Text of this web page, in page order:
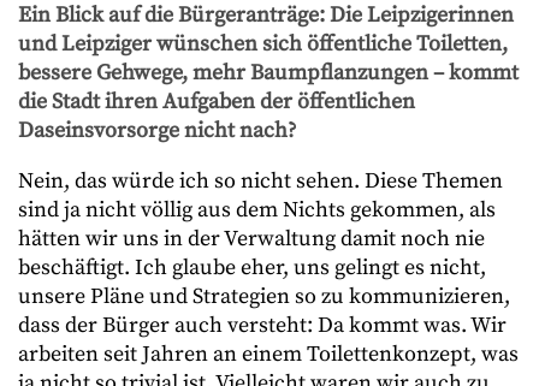
Ein Blick auf die Bürgeranträge: Die Leipzigerinnen
und Leipziger wünschen sich öffentliche Toiletten,
bessere Gehwege, mehr Baumpflanzungen – kommt
die Stadt ihren Aufgaben der öffentlichen
Daseinsvorsorge nicht nach?
Nein, das würde ich so nicht sehen. Diese Themen
sind ja nicht völlig aus dem Nichts gekommen, als
hätten wir uns in der Verwaltung damit noch nie
beschäftigt. Ich glaube eher, uns gelingt es nicht,
unsere Pläne und Strategien so zu kommunizieren,
dass der Bürger auch versteht: Da kommt was. Wir
arbeiten seit Jahren an einem Toilettenkonzept, was